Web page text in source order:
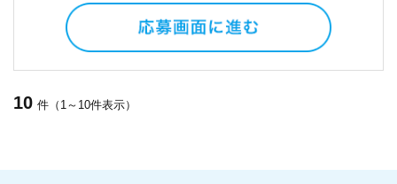
10 件（1～10件表示）